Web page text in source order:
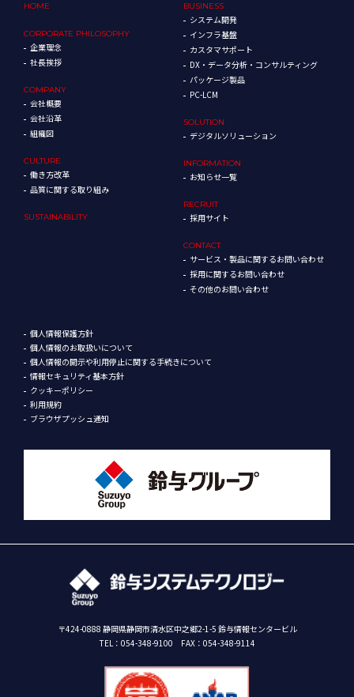
HOME
CORPORATE PHILOSOPHY
企業理念
社長挨拶
COMPANY
会社概要
会社沿革
組織図
CULTURE
働き方改革
品質に関する取り組み
SUSTAINABILITY
BUSINESS
システム開発
インフラ基盤
カスタマサポート
DX・データ分析・コンサルティング
パッケージ製品
PC-LCM
SOLUTION
デジタルソリューション
INFORMATION
お知らせ一覧
RECRUIT
採用サイト
CONTACT
サービス・製品に関するお問い合わせ
採用に関するお問い合わせ
その他のお問い合わせ
個人情報保護方針
個人情報のお取扱いについて
個人情報の開示や利用停止に関する手続きについて
情報セキュリティ基本方針
クッキーポリシー
利用規約
ブラウザプッシュ通知
〒424-0888 静岡県静岡市清水区中之郷2-1-5 鈴与情報センタービル
TEL： 054-348-9100 FAX：054-348-9114